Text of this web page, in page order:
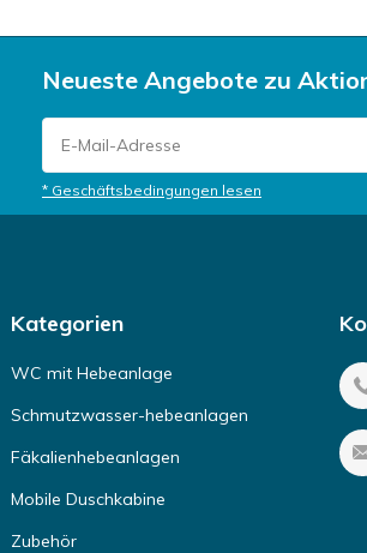
Neueste Angebote zu
* Geschäftsbedingungen lesen
Kategorien
WC mit Hebeanlage
Schmutzwasser-hebeanlagen
Fäkalienhebeanlagen
Mobile Duschkabine
Zubehör